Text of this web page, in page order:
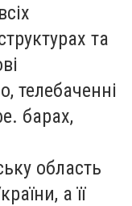
та
телебаченні
барах,
область
а її